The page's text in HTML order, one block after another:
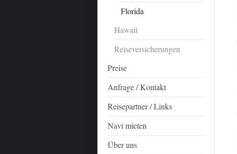
Florida
Hawaii
Reiseversicherungen
Preise
Anfrage / Kontakt
Reisepartner / Links
Navi mieten
Über uns